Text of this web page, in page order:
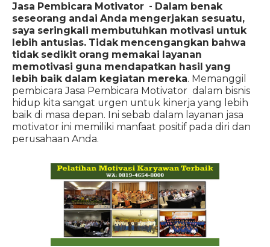
Jasa Pembicara Motivator - Dalam benak
seseorang andai Anda mengerjakan sesuatu,
saya seringkali membutuhkan motivasi untuk
lebih antusias. Tidak mencengangkan bahwa
tidak sedikit orang memakai layanan
memotivasi guna mendapatkan hasil yang
lebih baik dalam kegiatan mereka. Memanggil
pembicara Jasa Pembicara Motivator dalam bisnis
hidup kita sangat urgen untuk kinerja yang lebih
baik di masa depan. Ini sebab dalam layanan jasa
motivator ini memiliki manfaat positif pada diri dan
perusahaan Anda.